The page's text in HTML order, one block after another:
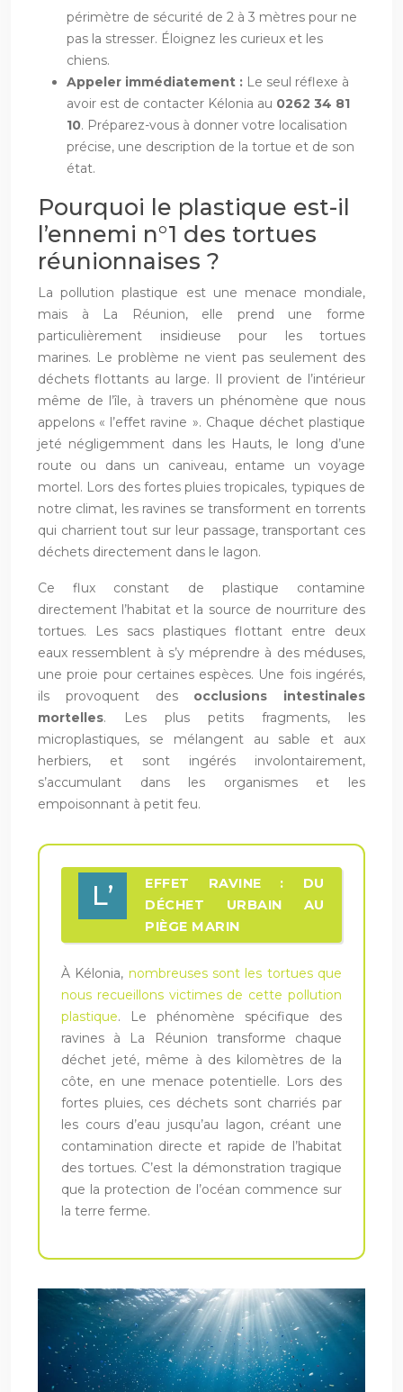
périmètre de sécurité de 2 à 3 mètres pour ne
pas la stresser. Éloignez les curieux et les
chiens.
Appeler immédiatement : Le seul réflexe à
avoir est de contacter Kélonia au 0262 34 81
10. Préparez-vous à donner votre localisation
précise, une description de la tortue et de son
état.
Pourquoi le plastique est-il
l’ennemi n°1 des tortues
réunionnaises ?
La pollution plastique est une menace mondiale,
mais à La Réunion, elle prend une forme
particulièrement insidieuse pour les tortues
marines. Le problème ne vient pas seulement des
déchets flottants au large. Il provient de l’intérieur
même de l’île, à travers un phénomène que nous
appelons « l’effet ravine ». Chaque déchet plastique
jeté négligemment dans les Hauts, le long d’une
route ou dans un caniveau, entame un voyage
mortel. Lors des fortes pluies tropicales, typiques de
notre climat, les ravines se transforment en torrents
qui charrient tout sur leur passage, transportant ces
déchets directement dans le lagon.
Ce flux constant de plastique contamine
directement l’habitat et la source de nourriture des
tortues. Les sacs plastiques flottant entre deux
eaux ressemblent à s’y méprendre à des méduses,
une proie pour certaines espèces. Une fois ingérés,
ils provoquent des occlusions intestinales
mortelles. Les plus petits fragments, les
microplastiques, se mélangent au sable et aux
herbiers, et sont ingérés involontairement,
s’accumulant dans les organismes et les
empoisonnant à petit feu.
L’
EFFET RAVINE : DU
DÉCHET URBAIN AU
PIÈGE MARIN
À Kélonia, nombreuses sont les tortues que
nous recueillons victimes de cette pollution
plastique. Le phénomène spécifique des
ravines à La Réunion transforme chaque
déchet jeté, même à des kilomètres de la
côte, en une menace potentielle. Lors des
fortes pluies, ces déchets sont charriés par
les cours d’eau jusqu’au lagon, créant une
contamination directe et rapide de l’habitat
des tortues. C’est la démonstration tragique
que la protection de l’océan commence sur
la terre ferme.